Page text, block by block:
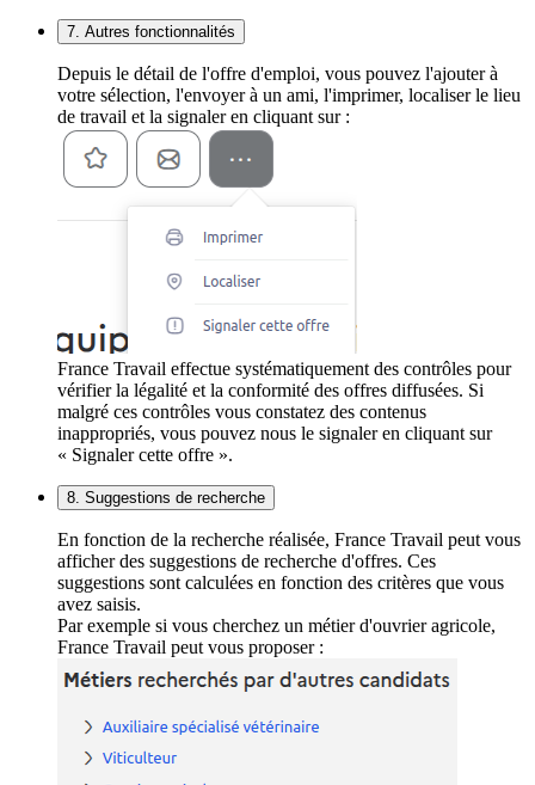
7. Autres fonctionnalités
Depuis le détail de l'offre d'emploi, vous pouvez l'ajouter à
votre sélection, l'envoyer à un ami, l'imprimer, localiser le lieu
de travail et la signaler en cliquant sur :
France Travail effectue systématiquement des contrôles pour
vérifier la légalité et la conformité des offres diffusées. Si
malgré ces contrôles vous constatez des contenus
inappropriés, vous pouvez nous le signaler en cliquant sur
« Signaler cette offre ».
8. Suggestions de recherche
En fonction de la recherche réalisée, France Travail peut vous
afficher des suggestions de recherche d'offres. Ces
suggestions sont calculées en fonction des critères que vous
avez saisis.
Par exemple si vous cherchez un métier d'ouvrier agricole,
France Travail peut vous proposer :